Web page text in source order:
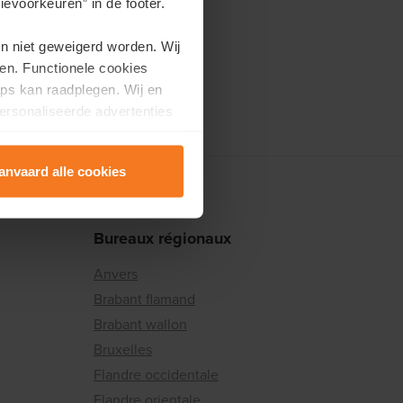
in de footer.
niet geweigerd worden. Wij
Functionele cookies
kan raadplegen. Wij en
advertenties
alle cookies
Bureaux régionaux
Anvers
Brabant flamand
Brabant wallon
Bruxelles
Flandre occidentale